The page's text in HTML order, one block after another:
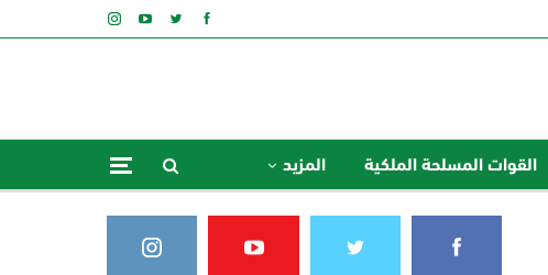
القوات المسلحة الملكية المزيد